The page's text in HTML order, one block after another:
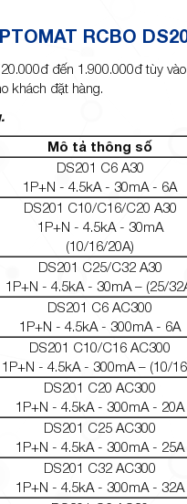
RCBO
đến 1.900.000đ tùy
khách đặt hàng.
Mô tả thông số
DS201 C6 A30
1P+N - 4.5kA - 30mA - 6A
DS201 C10/C16/C20 A30
1P+N - 4.5kA - 30mA
(10/16/20A)
DS201 C25/C32 A30
1P+N - 4.5kA - 30mA – (25/
DS201 C6 AC300
1P+N - 4.5kA - 300mA - 6A
DS201 C10/C16 AC300
1P+N - 4.5kA - 300mA – (10/
DS201 C20 AC300
1P+N - 4.5kA - 300mA - 20A
DS201 C25 AC300
1P+N - 4.5kA - 300mA - 25A
DS201 C32 AC300
1P+N - 4.5kA - 300mA - 32A